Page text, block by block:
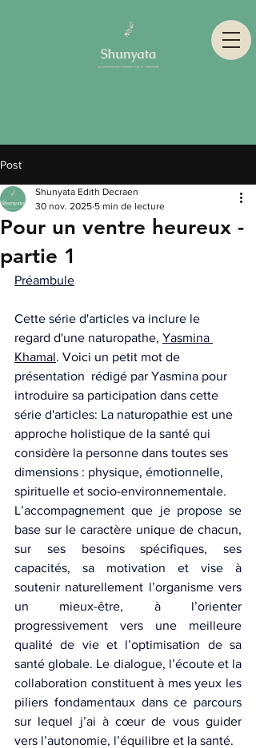
Post
Pour un ventre heureux -
partie 1
Shunyata Edith Decraen
30 nov. 2025 5 min de lecture
Préambule
Cette série d'articles va inclure le
regard d'une naturopathe, Yasmina
Khamal. Voici un petit mot de
présentation  rédigé par Yasmina pour
introduire sa participation dans cette
série d'articles: La naturopathie est une
approche holistique de la santé qui
considère la personne dans toutes ses
dimensions : physique, émotionnelle,
spirituelle et socio-environnementale.
L’accompagnement que je propose se
base sur le caractère unique de chacun,
sur ses besoins spécifiques, ses
capacités, sa motivation et vise à
soutenir naturellement l’organisme vers
un mieux-être, à l’orienter
progressivement vers une meilleure
qualité de vie et l’optimisation de sa
santé globale. Le dialogue, l’écoute et la
collaboration constituent à mes yeux les
piliers fondamentaux dans ce parcours
sur lequel j’ai à cœur de vous guider
vers l’autonomie, l’équilibre et la santé.